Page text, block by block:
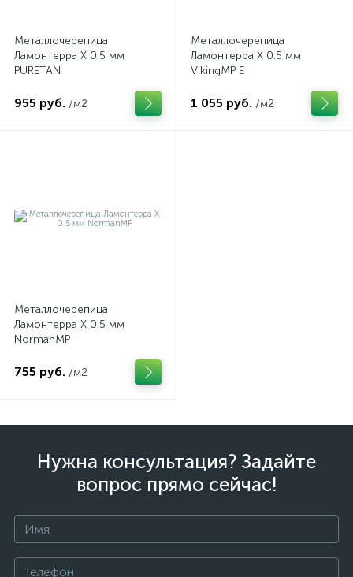
Металлочерепица
Ламонтерра Х 0.5 мм
PURETAN
955 руб. /м2
Металлочерепица
Ламонтерра Х 0.5 мм
VikingMP E
1 055 руб. /м2
Металлочерепица
Ламонтерра Х 0.5 мм
NormanMP
755 руб. /м2
Нужна консультация? Задайте
вопрос прямо сейчас!